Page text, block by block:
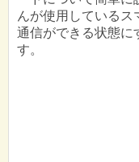
んが使用している
通信ができる状態に
す。